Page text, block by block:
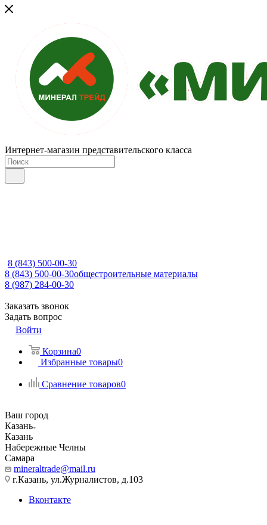
Интернет-магазин представительского класса
8 (843) 500-00-30
8 (843) 500-00-30общестроительные материалы
8 (987) 284-00-30
Заказать звонок
Задать вопрос
Войти
Корзина0
Избранные товары0
Сравнение товаров0
Ваш город
Казань
Казань
Набережные Челны
Самара
mineraltrade@mail.ru
г.Казань, ул.Журналистов, д.103
Вконтакте